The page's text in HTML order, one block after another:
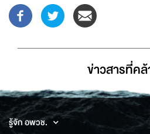
ข่าวสารที่่ค
รู้จัก อพวช.